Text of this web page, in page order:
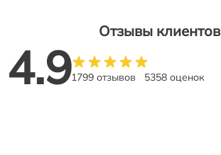
Отзывы клиентов
4.91799 отзывов 5358 оценок